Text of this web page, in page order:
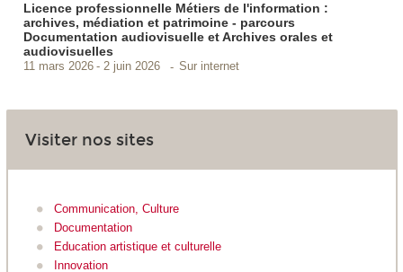
Licence professionnelle Métiers de l'information :
archives, médiation et patrimoine - parcours
Documentation audiovisuelle et Archives orales et
audiovisuelles
11 mars 2026 2 juin 2026 Sur internet
Visiter nos sites
Communication, Culture
Documentation
Education artistique et culturelle
Innovation